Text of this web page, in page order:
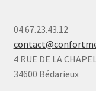
04.67.23.43.12
4 RUE DE LA
34600 Bédarieux